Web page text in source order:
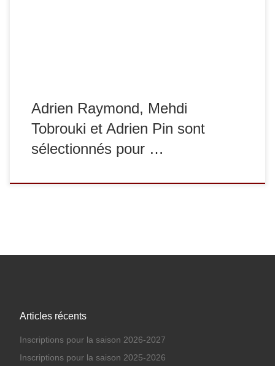
Adrien Raymond, Mehdi
Tobrouki et Adrien Pin sont
sélectionnés pour …
Articles récents
Inscriptions pour la saison 2026-2027
Inscriptions pour la saison 2025-2026